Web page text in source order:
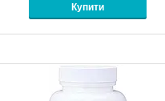
Купити